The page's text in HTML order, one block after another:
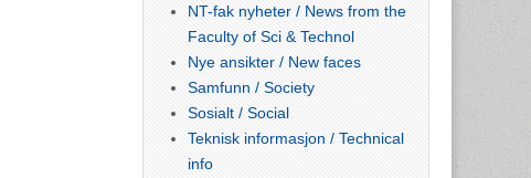
NT-fak nyheter / News from the
Faculty of Sci & Technol
Nye ansikter / New faces
Samfunn / Society
Sosialt / Social
Teknisk informasjon / Technical
info